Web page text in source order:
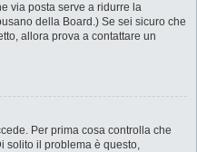
via posta serve a ridurre la
della Board.) Se sei sicuro che
allora prova a contattare un
Per prima cosa controlla che
solito il problema è questo,